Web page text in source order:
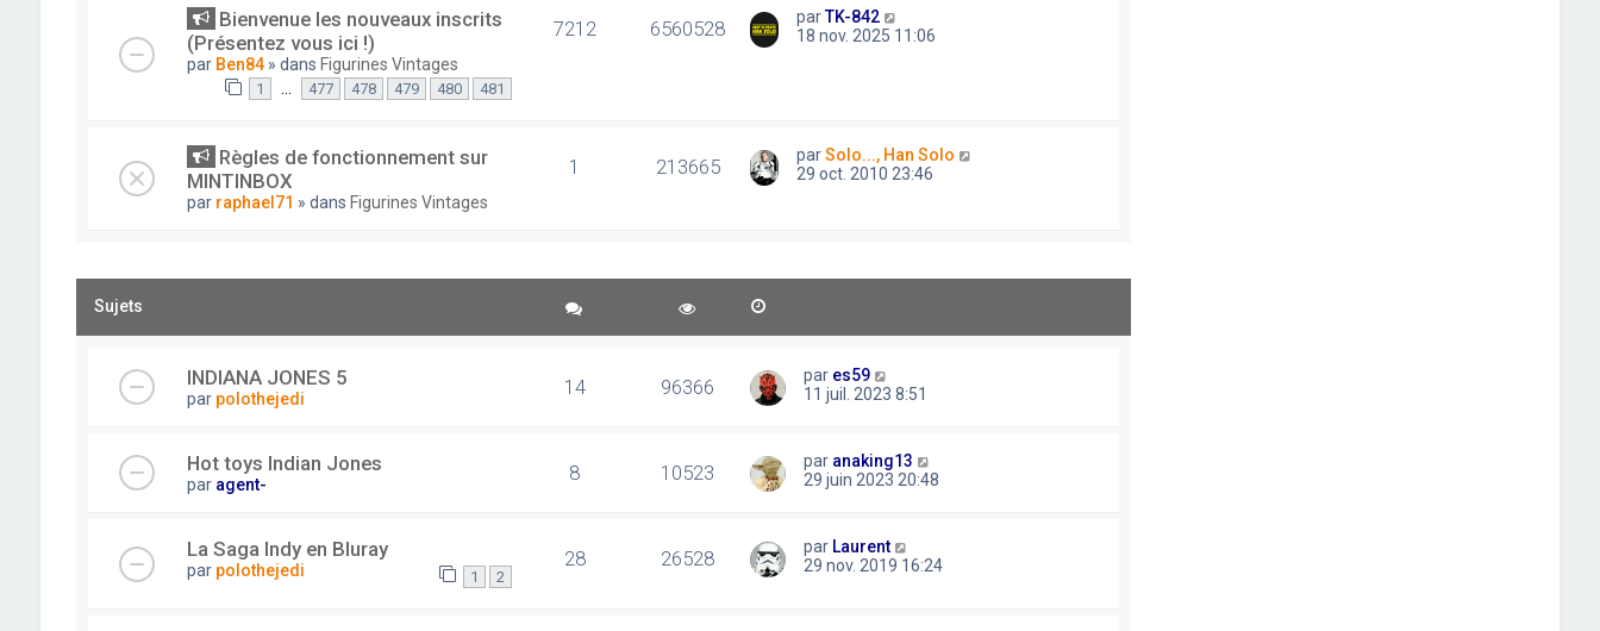
Bienvenue les nouveaux inscrits
(Présentez vous ici !)
par Ben84 » dans Figurines Vintages
1 … 477 478 479 480 481
7212 6560528 parTK-842
18 nov. 2025 11:06
Règles de fonctionnement sur
MINTINBOX
par raphael71 » dans Figurines Vintages
1 213665 parSolo..., Han Solo
29 oct. 2010 23:46
Sujets
INDIANA JONES 5
par polothejedi 14 96366 par es59
11 juil. 2023 8:51
Hot toys Indian Jones
par agent- 8 10523 par anaking13
29 juin 2023 20:48
La Saga Indy en Bluray
par polothejedi 1 2
28 26528 par Laurent
29 nov. 2019 16:24